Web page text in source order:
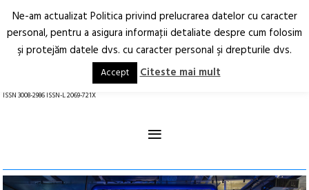
Arhitectură.
Oraș.
RO EN
ISSN 3008-2986 ISSN-L 2069-721X
≡
Ne-am actualizat Politica privind prelucrarea datelor cu caracter
personal, pentru a asigura informaţii detaliate despre cum folosim
şi protejăm datele dvs. cu caracter personal şi drepturile dvs.
Accept Citeste mai mult